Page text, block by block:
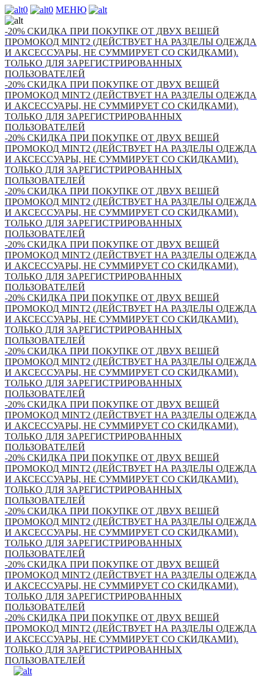
0 0 МЕНЮ
-20% СКИДКА ПРИ ПОКУПКЕ ОТ ДВУХ ВЕЩЕЙ
ПРОМОКОД MINT2 (ДЕЙСТВУЕТ НА РАЗДЕЛЫ ОДЕЖДА
И АКСЕССУАРЫ, НЕ СУММИРУЕТ СО СКИДКАМИ).
ТОЛЬКО ДЛЯ ЗАРЕГИСТРИРОВАННЫХ
ПОЛЬЗОВАТЕЛЕЙ
-20% СКИДКА ПРИ ПОКУПКЕ ОТ ДВУХ ВЕЩЕЙ
ПРОМОКОД MINT2 (ДЕЙСТВУЕТ НА РАЗДЕЛЫ ОДЕЖДА
И АКСЕССУАРЫ, НЕ СУММИРУЕТ СО СКИДКАМИ).
ТОЛЬКО ДЛЯ ЗАРЕГИСТРИРОВАННЫХ
ПОЛЬЗОВАТЕЛЕЙ
-20% СКИДКА ПРИ ПОКУПКЕ ОТ ДВУХ ВЕЩЕЙ
ПРОМОКОД MINT2 (ДЕЙСТВУЕТ НА РАЗДЕЛЫ ОДЕЖДА
И АКСЕССУАРЫ, НЕ СУММИРУЕТ СО СКИДКАМИ).
ТОЛЬКО ДЛЯ ЗАРЕГИСТРИРОВАННЫХ
ПОЛЬЗОВАТЕЛЕЙ
-20% СКИДКА ПРИ ПОКУПКЕ ОТ ДВУХ ВЕЩЕЙ
ПРОМОКОД MINT2 (ДЕЙСТВУЕТ НА РАЗДЕЛЫ ОДЕЖДА
И АКСЕССУАРЫ, НЕ СУММИРУЕТ СО СКИДКАМИ).
ТОЛЬКО ДЛЯ ЗАРЕГИСТРИРОВАННЫХ
ПОЛЬЗОВАТЕЛЕЙ
-20% СКИДКА ПРИ ПОКУПКЕ ОТ ДВУХ ВЕЩЕЙ
ПРОМОКОД MINT2 (ДЕЙСТВУЕТ НА РАЗДЕЛЫ ОДЕЖДА
И АКСЕССУАРЫ, НЕ СУММИРУЕТ СО СКИДКАМИ).
ТОЛЬКО ДЛЯ ЗАРЕГИСТРИРОВАННЫХ
ПОЛЬЗОВАТЕЛЕЙ
-20% СКИДКА ПРИ ПОКУПКЕ ОТ ДВУХ ВЕЩЕЙ
ПРОМОКОД MINT2 (ДЕЙСТВУЕТ НА РАЗДЕЛЫ ОДЕЖДА
И АКСЕССУАРЫ, НЕ СУММИРУЕТ СО СКИДКАМИ).
ТОЛЬКО ДЛЯ ЗАРЕГИСТРИРОВАННЫХ
ПОЛЬЗОВАТЕЛЕЙ
-20% СКИДКА ПРИ ПОКУПКЕ ОТ ДВУХ ВЕЩЕЙ
ПРОМОКОД MINT2 (ДЕЙСТВУЕТ НА РАЗДЕЛЫ ОДЕЖДА
И АКСЕССУАРЫ, НЕ СУММИРУЕТ СО СКИДКАМИ).
ТОЛЬКО ДЛЯ ЗАРЕГИСТРИРОВАННЫХ
ПОЛЬЗОВАТЕЛЕЙ
-20% СКИДКА ПРИ ПОКУПКЕ ОТ ДВУХ ВЕЩЕЙ
ПРОМОКОД MINT2 (ДЕЙСТВУЕТ НА РАЗДЕЛЫ ОДЕЖДА
И АКСЕССУАРЫ, НЕ СУММИРУЕТ СО СКИДКАМИ).
ТОЛЬКО ДЛЯ ЗАРЕГИСТРИРОВАННЫХ
ПОЛЬЗОВАТЕЛЕЙ
-20% СКИДКА ПРИ ПОКУПКЕ ОТ ДВУХ ВЕЩЕЙ
ПРОМОКОД MINT2 (ДЕЙСТВУЕТ НА РАЗДЕЛЫ ОДЕЖДА
И АКСЕССУАРЫ, НЕ СУММИРУЕТ СО СКИДКАМИ).
ТОЛЬКО ДЛЯ ЗАРЕГИСТРИРОВАННЫХ
ПОЛЬЗОВАТЕЛЕЙ
-20% СКИДКА ПРИ ПОКУПКЕ ОТ ДВУХ ВЕЩЕЙ
ПРОМОКОД MINT2 (ДЕЙСТВУЕТ НА РАЗДЕЛЫ ОДЕЖДА
И АКСЕССУАРЫ, НЕ СУММИРУЕТ СО СКИДКАМИ).
ТОЛЬКО ДЛЯ ЗАРЕГИСТРИРОВАННЫХ
ПОЛЬЗОВАТЕЛЕЙ
-20% СКИДКА ПРИ ПОКУПКЕ ОТ ДВУХ ВЕЩЕЙ
ПРОМОКОД MINT2 (ДЕЙСТВУЕТ НА РАЗДЕЛЫ ОДЕЖДА
И АКСЕССУАРЫ, НЕ СУММИРУЕТ СО СКИДКАМИ).
ТОЛЬКО ДЛЯ ЗАРЕГИСТРИРОВАННЫХ
ПОЛЬЗОВАТЕЛЕЙ
-20% СКИДКА ПРИ ПОКУПКЕ ОТ ДВУХ ВЕЩЕЙ
ПРОМОКОД MINT2 (ДЕЙСТВУЕТ НА РАЗДЕЛЫ ОДЕЖДА
И АКСЕССУАРЫ, НЕ СУММИРУЕТ СО СКИДКАМИ).
ТОЛЬКО ДЛЯ ЗАРЕГИСТРИРОВАННЫХ
ПОЛЬЗОВАТЕЛЕЙ